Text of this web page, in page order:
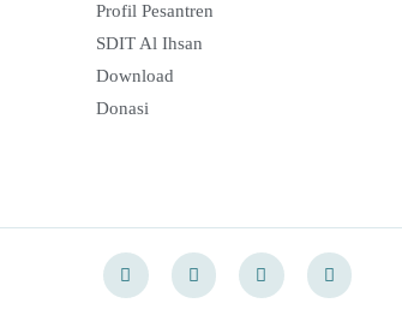
Profil Pesantren
SDIT Al Ihsan
Download
Donasi